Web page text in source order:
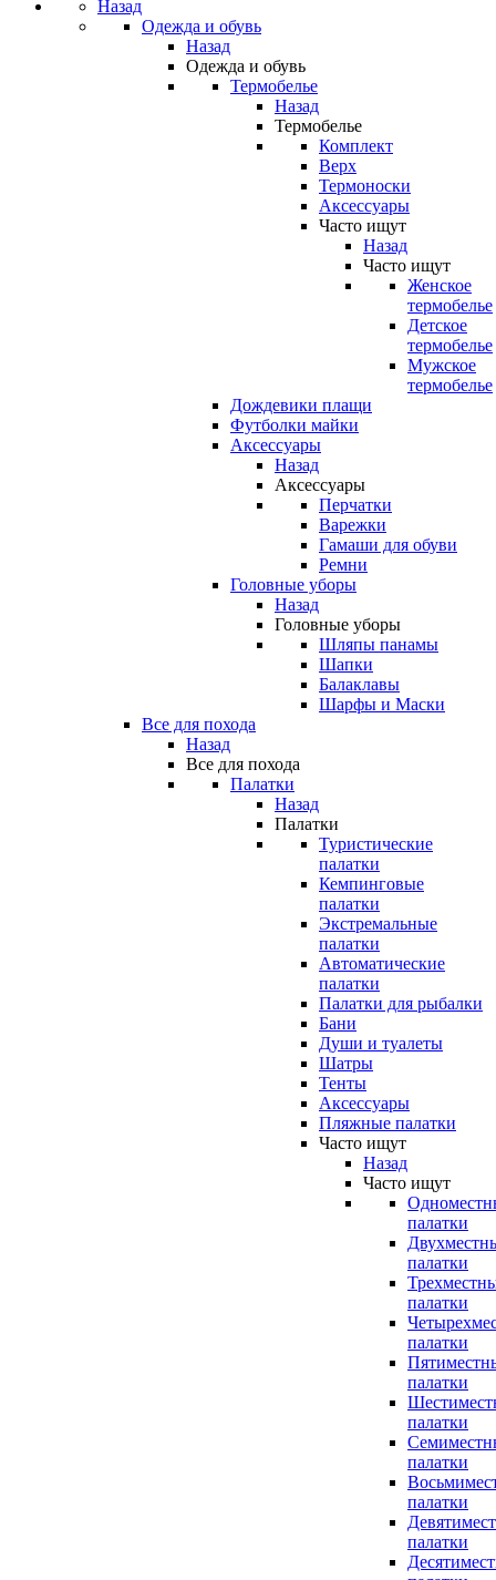
Назад
Одежда и обувь
Назад
Одежда и обувь
Термобелье
Назад
Термобелье
Комплект
Верх
Термоноски
Аксессуары
Часто ищут
Назад
Часто ищут
Женское
термобелье
Детское
термобелье
Мужское
термобелье
Дождевики плащи
Футболки майки
Аксессуары
Назад
Аксессуары
Перчатки
Варежки
Гамаши для обуви
Ремни
Головные уборы
Назад
Головные уборы
Шляпы панамы
Шапки
Балаклавы
Шарфы и Маски
Все для похода
Назад
Все для похода
Палатки
Назад
Палатки
Туристические
палатки
Кемпинговые
палатки
Экстремальные
палатки
Автоматические
палатки
Палатки для рыбалки
Бани
Души и туалеты
Шатры
Тенты
Аксессуары
Пляжные палатки
Часто ищут
Назад
Часто ищут
палатки
палатки
палатки
палатки
палатки
палатки
палатки
палатки
палатки